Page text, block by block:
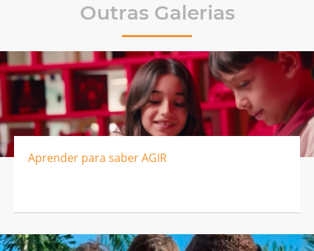
Outras Galerias
Aprender para saber AGIR